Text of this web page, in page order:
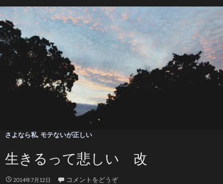
さよなら私, モテないが正しい
生きるって悲しい 改
2014年7月12日 コメントをどうぞ